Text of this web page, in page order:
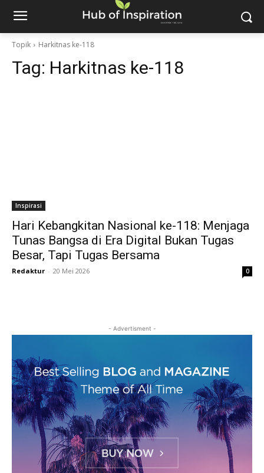
Topik Harkitnas ke-118
Tag: Harkitnas ke-118
Inspirasi
Hari Kebangkitan Nasional ke-118: Menjaga
Tunas Bangsa di Era Digital Bukan Tugas
Besar, Tapi Tugas Bersama
Redaktur - 20 Mei 2026 0
- Advertisment -